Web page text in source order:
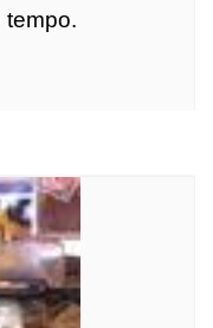
tempo.